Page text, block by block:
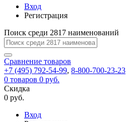
регистрации.
Ок
Запомнить
меня
Забыли
ссылку
на
указанный
электронный
адрес,
перейдя
по
которой
вы
новый
ссылка.
Перейдите
по
для
смены
пароля.
Сменить
Войти
Сообщение
пользовательского
соглашения
Вход
Регистрация
Поиск среди 2817 наименований
Сравнение товаров
+7 (495) 792-54-99, 8-800-700-23-23
0 товаров 0 руб.
Скидка
0 руб.
Вход